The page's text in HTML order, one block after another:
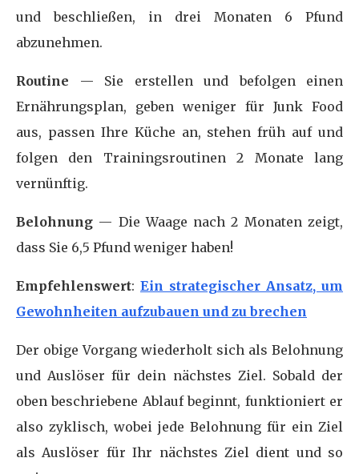
und beschließen, in drei Monaten 6 Pfund
abzunehmen.
Routine — Sie erstellen und befolgen einen
Ernährungsplan, geben weniger für Junk Food
aus, passen Ihre Küche an, stehen früh auf und
folgen den Trainingsroutinen 2 Monate lang
vernünftig.
Belohnung — Die Waage nach 2 Monaten zeigt,
dass Sie 6,5 Pfund weniger haben!
Empfehlenswert: Ein strategischer Ansatz, um
Gewohnheiten aufzubauen und zu brechen
Der obige Vorgang wiederholt sich als Belohnung
und Auslöser für dein nächstes Ziel. Sobald der
oben beschriebene Ablauf beginnt, funktioniert er
also zyklisch, wobei jede Belohnung für ein Ziel
als Auslöser für Ihr nächstes Ziel dient und so